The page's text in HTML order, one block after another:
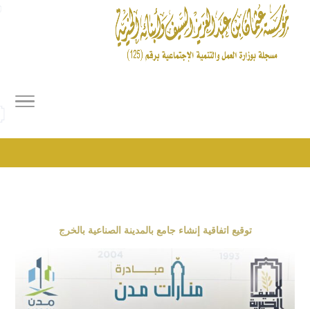
توقيع اتفاقية إنشاء جامع بالمدينة الصناعية بالخرج